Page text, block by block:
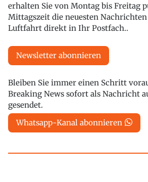
erhalten Sie von Montag bis Freitag
Mittagszeit die neuesten Nachrichten
Luftfahrt direkt in Ihr Postfach..
Newsletter abonnieren
Bleiben Sie immer einen Schritt
Breaking News sofort als Nachricht
gesendet.
Whatsapp-Kanal abonnieren